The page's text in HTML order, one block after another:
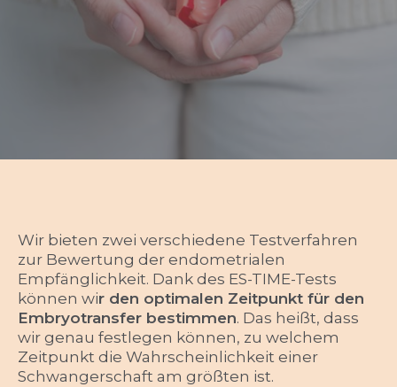
Wir bieten zwei verschiedene Testverfahren
zur Bewertung der endometrialen
Empfänglichkeit. Dank des ES-TIME-Tests
können wir den optimalen Zeitpunkt für den
Embryotransfer bestimmen. Das heißt, dass
wir genau festlegen können, zu welchem
Zeitpunkt die Wahrscheinlichkeit einer
Schwangerschaft am größten ist.